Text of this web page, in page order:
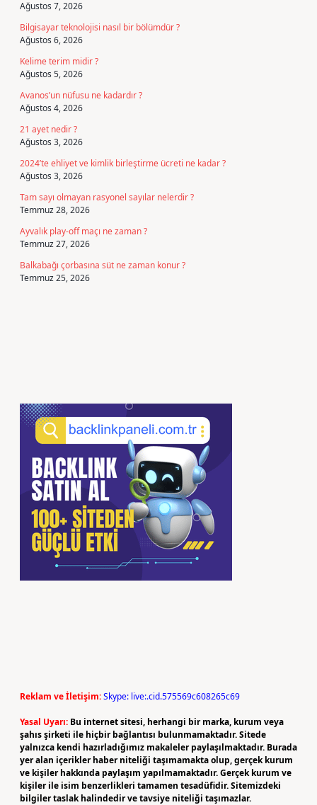
Ağustos 7, 2026
Bilgisayar teknolojisi nasıl bir bölümdür ?
Ağustos 6, 2026
Kelime terim midir ?
Ağustos 5, 2026
Avanos’un nüfusu ne kadardır ?
Ağustos 4, 2026
21 ayet nedir ?
Ağustos 3, 2026
2024’te ehliyet ve kimlik birleştirme ücreti ne kadar ?
Ağustos 3, 2026
Tam sayı olmayan rasyonel sayılar nelerdir ?
Temmuz 28, 2026
Ayvalık play-off maçı ne zaman ?
Temmuz 27, 2026
Balkabağı çorbasına süt ne zaman konur ?
Temmuz 25, 2026
Reklam ve İletişim:Skype: live:.cid.575569c608265c69
Yasal Uyarı: Bu internet sitesi, herhangi bir marka, kurum veya
şahıs şirketi ile hiçbir bağlantısı bulunmamaktadır. Sitede
yalnızca kendi hazırladığımız makaleler paylaşılmaktadır. Burada
yer alan içerikler haber niteliği taşımamakta olup, gerçek kurum
ve kişiler hakkında paylaşım yapılmamaktadır. Gerçek kurum ve
kişiler ile isim benzerlikleri tamamen tesadüfidir. Sitemizdeki
bilgiler taslak halindedir ve tavsiye niteliği taşımazlar.